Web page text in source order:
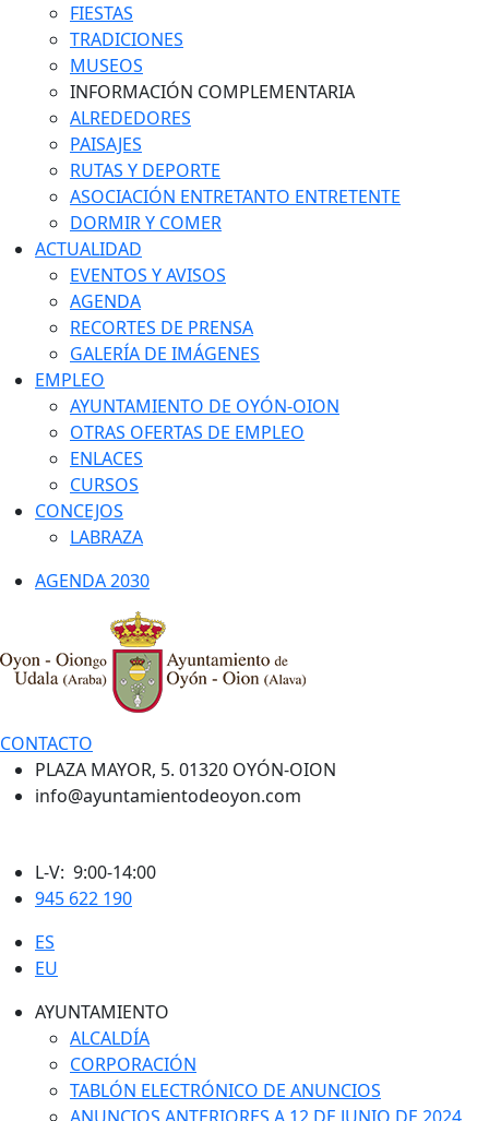
FIESTAS
TRADICIONES
MUSEOS
INFORMACIÓN COMPLEMENTARIA
ALREDEDORES
PAISAJES
RUTAS Y DEPORTE
ASOCIACIÓN ENTRETANTO ENTRETENTE
DORMIR Y COMER
ACTUALIDAD
EVENTOS Y AVISOS
AGENDA
RECORTES DE PRENSA
GALERÍA DE IMÁGENES
EMPLEO
AYUNTAMIENTO DE OYÓN-OION
OTRAS OFERTAS DE EMPLEO
ENLACES
CURSOS
CONCEJOS
LABRAZA
AGENDA 2030
CONTACTO
PLAZA MAYOR, 5. 01320 OYÓN-OION
info@ayuntamientodeoyon.com
L-V: 9:00-14:00
945 622 190
ES
EU
AYUNTAMIENTO
ALCALDÍA
CORPORACIÓN
TABLÓN ELECTRÓNICO DE ANUNCIOS